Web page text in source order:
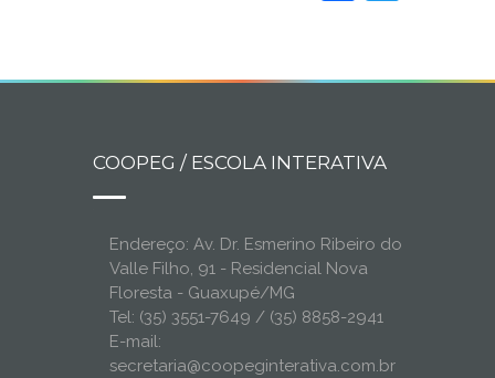
COOPEG / ESCOLA INTERATIVA
Endereço: Av. Dr. Esmerino Ribeiro do
Valle Filho, 91 - Residencial Nova
Floresta - Guaxupé/MG
Tel: (35) 3551-7649 / (35) 8858-2941
E-mail:
secretaria@coopeginterativa.com.br